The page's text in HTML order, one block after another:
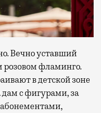
Вечно уставший
розовом фламинго.
в детской зоне
с фигурами, за